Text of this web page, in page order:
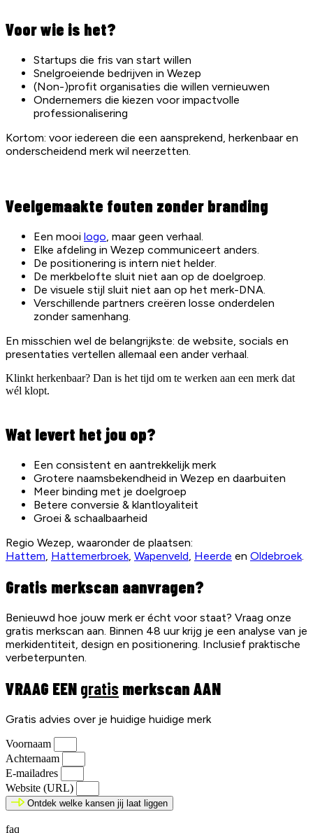
Voor wie is het?
Startups die fris van start willen
Snelgroeiende bedrijven in Wezep
(Non-)profit organisaties die willen vernieuwen
Ondernemers die kiezen voor impactvolle
professionalisering
Kortom: voor iedereen die een aansprekend, herkenbaar en
onderscheidend merk wil neerzetten.
Veelgemaakte fouten zonder branding
Een mooi logo, maar geen verhaal.
Elke afdeling in Wezep communiceert anders.
De positionering is intern niet helder.
De merkbelofte sluit niet aan op de doelgroep.
De visuele stijl sluit niet aan op het merk-DNA.
Verschillende partners creëren losse onderdelen
zonder samenhang.
En misschien wel de belangrijkste: de website, socials en
presentaties vertellen allemaal een ander verhaal.
Klinkt herkenbaar? Dan is het tijd om te werken aan een merk dat
wél klopt.
Wat levert het jou op?
Een consistent en aantrekkelijk merk
Grotere naamsbekendheid in Wezep en daarbuiten
Meer binding met je doelgroep
Betere conversie & klantloyaliteit
Groei & schaalbaarheid
Regio Wezep, waaronder de plaatsen:
Hattem, Hattemerbroek, Wapenveld, Heerde en Oldebroek.
Gratis merkscan aanvragen?
Benieuwd hoe jouw merk er écht voor staat? Vraag onze
gratis merkscan aan. Binnen 48 uur krijg je een analyse van je
merkidentiteit, design en positionering. Inclusief praktische
verbeterpunten.
VRAAG EEN gratis merkscan AAN
Gratis advies over je huidige huidige merk
Voornaam
Achternaam
E-mailadres
Website (URL)
Ontdek welke kansen jij laat liggen
faq